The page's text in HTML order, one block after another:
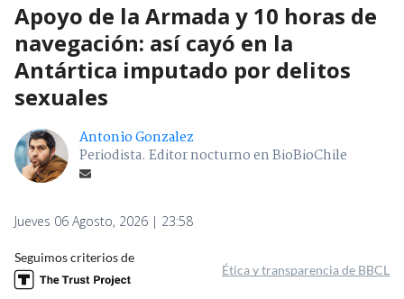
Apoyo de la Armada y 10 horas de
navegación: así cayó en la
Antártica imputado por delitos
sexuales
Antonio Gonzalez
Periodista. Editor nocturno en BioBioChile
Jueves 06 Agosto, 2026 | 23:58
Seguimos criterios de
Ética y transparencia de BBCL